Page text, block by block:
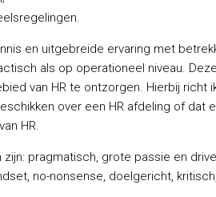
en uitgebreide ervaring met
als op operationeel niveau.
van HR te ontzorgen. Hierbij richt
over een HR afdeling of dat
HR.
pragmatisch, grote passie en
no-nonsense, doelgericht,